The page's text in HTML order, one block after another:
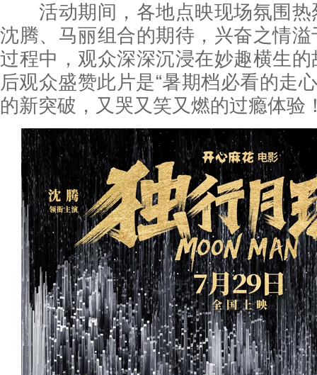
活动期间，各地点映现场氛围热
沈腾、马丽组合的期待，兴奋之情
过程中，观众深深沉浸在妙趣横生
后观众盛赞此片是“暑期档必看的走
的新突破，又哭又笑又燃的过瘾体验